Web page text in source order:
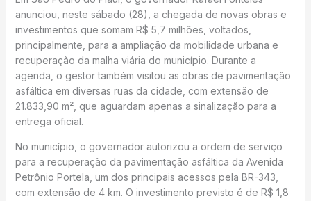
anunciou, neste sábado (28), a chegada de novas obras e
investimentos que somam R$ 5,7 milhões, voltados,
principalmente, para a ampliação da mobilidade urbana e
recuperação da malha viária do município. Durante a
agenda, o gestor também visitou as obras de pavimentação
asfáltica em diversas ruas da cidade, com extensão de
21.833,90 m², que aguardam apenas a sinalização para a
entrega oficial.
No município, o governador autorizou a ordem de serviço
para a recuperação da pavimentação asfáltica da Avenida
Petrônio Portela, um dos principais acessos pela BR-343,
com extensão de 4 km. O investimento previsto é de R$ 1,8